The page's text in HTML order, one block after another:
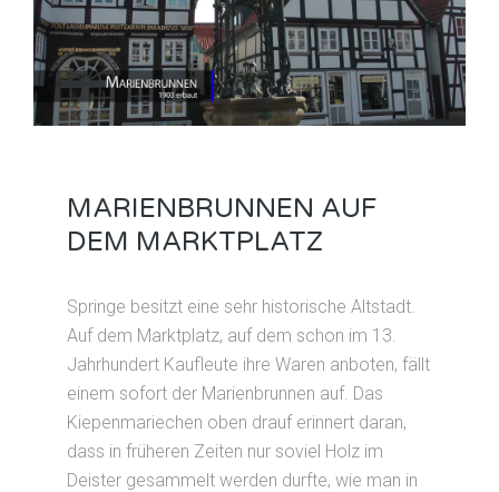
MARIENBRUNNEN AUF
DEM MARKTPLATZ
Springe besitzt eine sehr historische Altstadt.
Auf dem Marktplatz, auf dem schon im 13.
Jahrhundert Kaufleute ihre Waren anboten, fällt
einem sofort der Marienbrunnen auf. Das
Kiepenmariechen oben drauf erinnert daran,
dass in früheren Zeiten nur soviel Holz im
Deister gesammelt werden durfte, wie man in